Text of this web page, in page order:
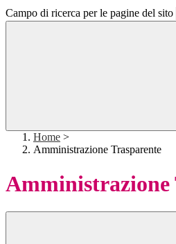
Campo di ricerca per le pagine del sito
Home >
Amministrazione Trasparente
Amministrazione